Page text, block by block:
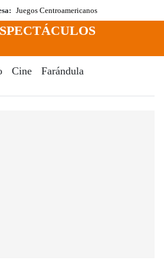
Juegos Centroamericanos
Cine Farándula